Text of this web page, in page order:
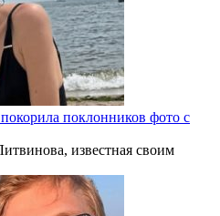
поклонников фото с
известная своим